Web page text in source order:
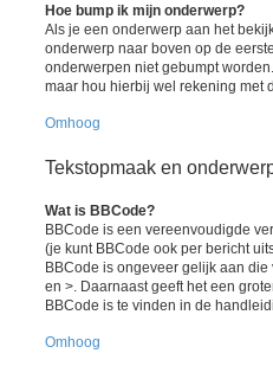
Hoe bump ik mijn onderwerp?
Als je een onderwerp aan het
onderwerp naar boven op de
onderwerpen niet gebumpt
maar hou hierbij wel rekening met
Omhoog
Tekstopmaak en
Wat is BBCode?
BBCode is een vereenvoudigde
(je kunt BBCode ook per bericht
BBCode is ongeveer gelijk aan
en >. Daarnaast geeft het een
BBCode is te vinden in de
Omhoog